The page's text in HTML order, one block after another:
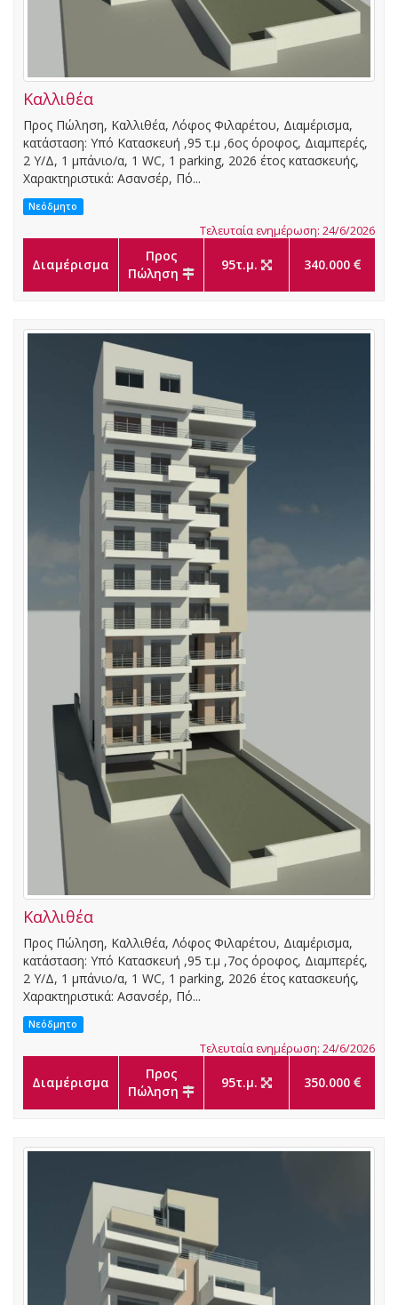
Καλλιθέα
Προς Πώληση, Καλλιθέα, Λόφος Φιλαρέτου, Διαμέρισμα,
κατάσταση: Υπό Κατασκευή ,95 τ.μ ,6ος όροφος, Διαμπερές,
2 Υ/Δ, 1 μπάνιο/α, 1 WC, 1 parking, 2026 έτος κατασκευής,
Χαρακτηριστικά: Ασανσέρ, Πό...
Νεόδμητο
Τελευταία ενημέρωση: 24/6/2026
Διαμέρισμα
Προς
Πώληση
95τ.μ. 340.000
Καλλιθέα
Προς Πώληση, Καλλιθέα, Λόφος Φιλαρέτου, Διαμέρισμα,
κατάσταση: Υπό Κατασκευή ,95 τ.μ ,7ος όροφος, Διαμπερές,
2 Υ/Δ, 1 μπάνιο/α, 1 WC, 1 parking, 2026 έτος κατασκευής,
Χαρακτηριστικά: Ασανσέρ, Πό...
Νεόδμητο
Τελευταία ενημέρωση: 24/6/2026
Διαμέρισμα
Προς
Πώληση
95τ.μ. 350.000